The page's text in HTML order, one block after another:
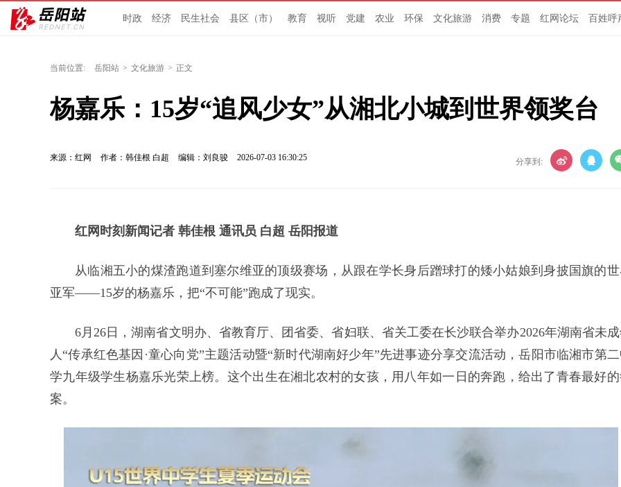
时政 经济 民生社会 县区（市） 教育 视听 党建 农业 环保 文化旅游 消费 专题 红网论坛 百姓呼
当前位置: 岳阳站 > 文化旅游 > 正文
杨嘉乐：15岁“追风少女”从湘北小城到世界领奖台
来源：红网 作者：韩佳根 白超 编辑：刘良骏 2026-07-03 16:30:25 分享到:
红网时刻新闻记者 韩佳根 通讯员 白超 岳阳报道
从临湘五小的煤渣跑道到塞尔维亚的顶级赛场，从跟在学长身后蹭球打的矮小姑娘到身披国旗的
亚军——15岁的杨嘉乐，把“不可能”跑成了现实。
6月26日，湖南省文明办、省教育厅、团省委、省妇联、省关工委在长沙联合举办2026年湖南省未
人“传承红色基因·童心向党”主题活动暨“新时代湖南好少年”先进事迹分享交流活动，岳阳市临湘市第
学九年级学生杨嘉乐光荣上榜。这个出生在湘北农村的女孩，用八年如一日的奔跑，给出了青春最好
案。